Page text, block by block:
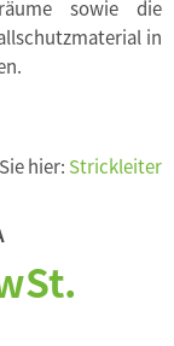
sowie die
in
hier: Strickleiter